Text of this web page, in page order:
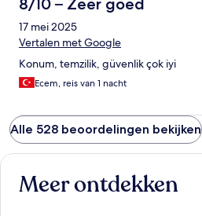
8/10 – Zeer goed
17 mei 2025
Vertalen met Google
Konum, temzilik, güvenlik çok iyi
Ecem, reis van 1 nacht
Alle 528 beoordelingen bekijken
Meer ontdekken